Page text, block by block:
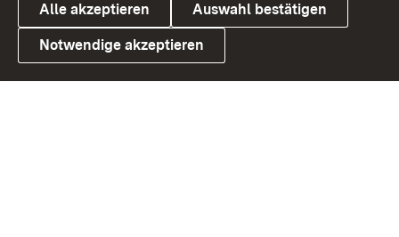
Link zum Landesportal
Alle akzeptieren Auswahl bestätigen
Notwendige akzeptieren